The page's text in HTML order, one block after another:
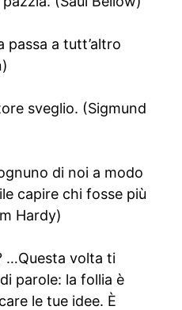
passa a tutt’altro
sveglio. (Sigmund
di noi a modo
capire chi fosse più
Hardy)
…Questa volta ti
parole: la follia è
le tue idee. È